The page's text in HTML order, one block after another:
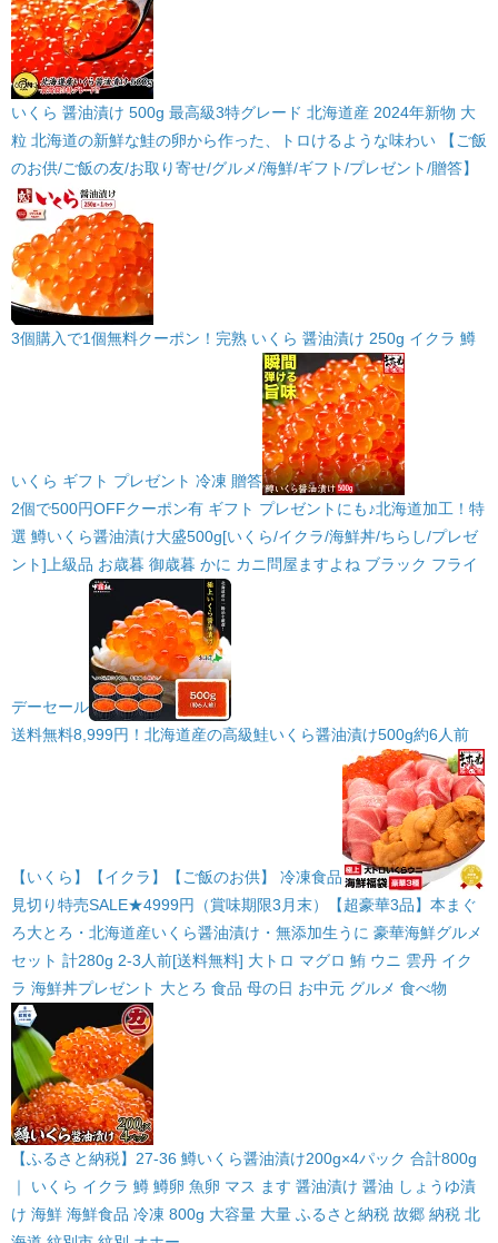
いくら 醤油漬け 500g 最高級3特グレード 北海道産 2024年新物 大
粒 北海道の新鮮な鮭の卵から作った、トロけるような味わい 【ご飯
のお供/ご飯の友/お取り寄せ/グルメ/海鮮/ギフト/プレゼント/贈答】
3個購入で1個無料クーポン！完熟 いくら 醤油漬け 250g イクラ 鱒
いくら ギフト プレゼント 冷凍 贈答
2個で500円OFFクーポン有 ギフト プレゼントにも♪北海道加工！特
選 鱒いくら醤油漬け大盛500g[いくら/イクラ/海鮮丼/ちらし/プレゼ
ント]上級品 お歳暮 御歳暮 かに カニ問屋ますよね ブラック フライ
デーセール
送料無料8,999円！北海道産の高級鮭いくら醤油漬け500g約6人前
【いくら】【イクラ】【ご飯のお供】 冷凍食品
見切り特売SALE★4999円（賞味期限3月末）【超豪華3品】本まぐ
ろ大とろ・北海道産いくら醤油漬け・無添加生うに 豪華海鮮グルメ
セット 計280g 2-3人前[送料無料] 大トロ マグロ 鮪 ウニ 雲丹 イク
ラ 海鮮丼プレゼント 大とろ 食品 母の日 お中元 グルメ 食べ物
【ふるさと納税】27-36 鱒いくら醤油漬け200g×4パック 合計800g
｜ いくら イクラ 鱒 鱒卵 魚卵 マス ます 醤油漬け 醤油 しょうゆ漬
け 海鮮 海鮮食品 冷凍 800g 大容量 大量 ふるさと納税 故郷 納税 北